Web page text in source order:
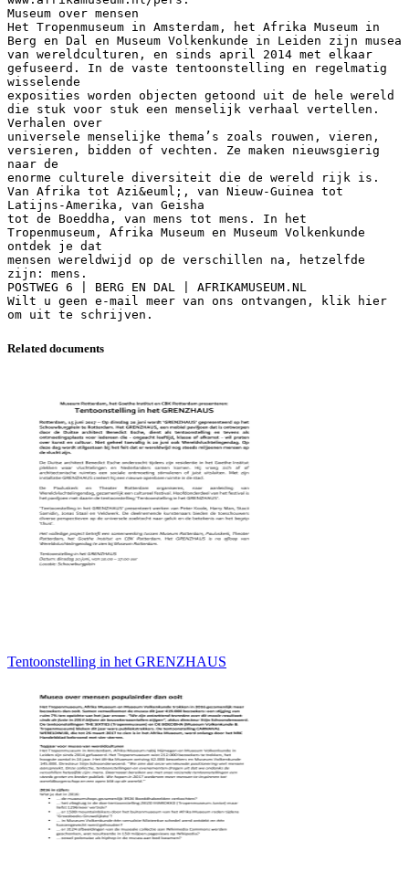
Museum over mensen
Het Tropenmuseum in Amsterdam, het Afrika Museum in
Berg en Dal en Museum Volkenkunde in Leiden zijn musea
van wereldculturen, en sinds april 2014 met elkaar
gefuseerd. In de vaste tentoonstelling en regelmatig
wisselende
exposities worden objecten getoond uit de hele wereld
die stuk voor stuk een menselijk verhaal vertellen.
Verhalen over
universele menselijke thema’s zoals rouwen, vieren,
versieren, bidden of vechten. Ze maken nieuwsgierig
naar de
enorme culturele diversiteit die de wereld rijk is.
Van Afrika tot Azi&euml;, van Nieuw-Guinea tot
Latijns-Amerika, van Geisha
tot de Boeddha, van mens tot mens. In het
Tropenmuseum, Afrika Museum en Museum Volkenkunde
ontdek je dat
mensen wereldwijd op de verschillen na, hetzelfde
zijn: mens.
POSTWEG 6 | BERG EN DAL | AFRIKAMUSEUM.NL
Wilt u geen e-mail meer van ons ontvangen, klik hier
Related documents
Tentoonstelling in het GRENZHAUS